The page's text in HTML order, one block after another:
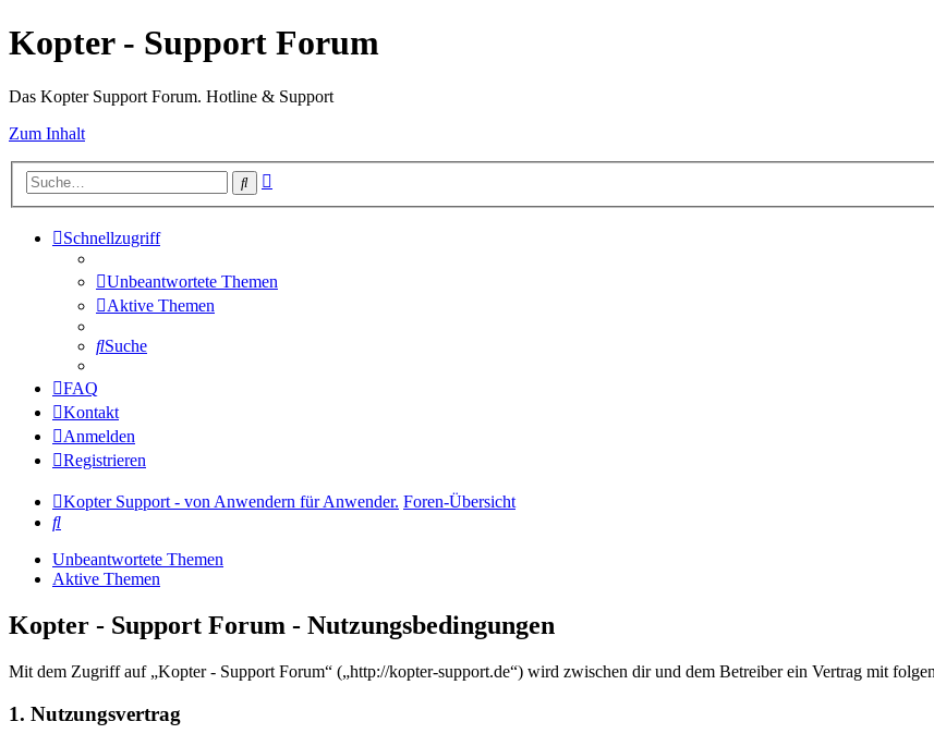
Kopter - Support Forum
Das Kopter Support Forum. Hotline & Support
Zum Inhalt
Suche
Schnellzugriff
Unbeantwortete Themen
Aktive Themen
Suche
FAQ
Kontakt
Anmelden
Registrieren
Kopter Support - von Anwendern für Anwender. Foren-Übersicht
Suche
Unbeantwortete Themen
Aktive Themen
Kopter - Support Forum - Nutzungsbedingungen
Mit dem Zugriff auf „Kopter - Support Forum“ („http://kopter-support.de“) wird zwischen dir und dem Betreiber ein Vertrag mit
1. Nutzungsvertrag